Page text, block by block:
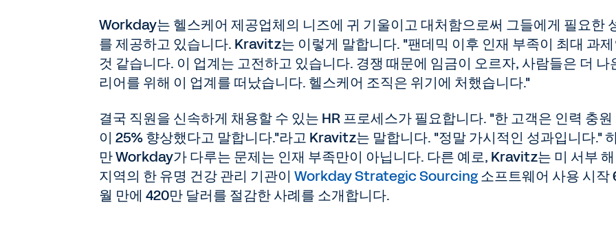
Workday는 헬스케어 제공업체의 니즈에 귀 기울이고 대처함으로써 그들에게 필요한
를 제공하고 있습니다. Kravitz는 이렇게 말합니다. "팬데믹 이후 인재 부족이 최대 과제
것 같습니다. 이 업계는 고전하고 있습니다. 경쟁 때문에 임금이 오르자, 사람들은 더 나
리어를 위해 이 업계를 떠났습니다. 헬스케어 조직은 위기에 처했습니다."
결국 직원을 신속하게 채용할 수 있는 HR 프로세스가 필요합니다. "한 고객은 인력 충원
이 25% 향상했다고 말합니다."라고 Kravitz는 말합니다. "정말 가시적인 성과입니다."
만 Workday가 다루는 문제는 인재 부족만이 아닙니다. 다른 예로, Kravitz는 미 서부
지역의 한 유명 건강 관리 기관이 Workday Strategic Sourcing소프트웨어 사용 시작
월 만에 420만 달러를 절감한 사례를 소개합니다.